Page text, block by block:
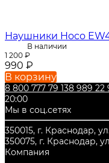
В наличии
1 200 ₽
990 ₽
В корзину
8 800 777 79 138 989 22
20:00
Мы в соц.сетях
350015, г. Краснодар,
350075, г. Краснодар,
Компания